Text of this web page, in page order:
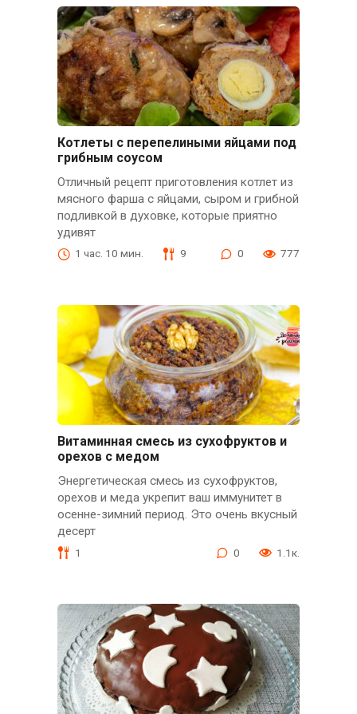
Котлеты с перепелиными яйцами под
грибным соусом
Отличный рецепт приготовления котлет из
мясного фарша с яйцами, сыром и грибной
подливкой в духовке, которые приятно
удивят
1 час. 10 мин. 9 0 777
Витаминная смесь из сухофруктов и
орехов с медом
Энергетическая смесь из сухофруктов,
орехов и меда укрепит ваш иммунитет в
осенне-зимний период. Это очень вкусный
десерт
1 0 1.1к.